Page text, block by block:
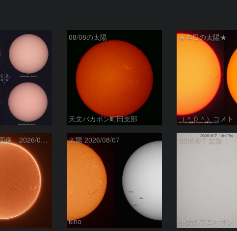
08/08の太陽
天文バカボン町田支部
★本日の太陽★
（＾０＾）コメト
太陽 Hα線全面像 2026/08/08 太陽 2026/08/07
kino
2026/8/7 太陽
小犬のプロキオン